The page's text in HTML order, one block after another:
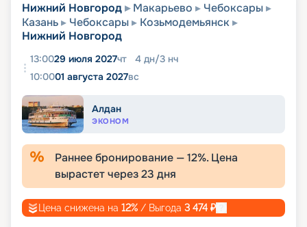
Нижний Новгород Макарьево
Чебоксары
Казань
Чебоксары
Козьмодемьянск
Нижний Новгород
13:0029 июля 2027чт 4 дн/3 нч
10:0001 августа 2027вс
Алдан
ЭКОНОМ
Раннее бронирование —12%. Цена
вырастет через23 дня
Цена снижена на 12% / Выгода 3 474 ₽